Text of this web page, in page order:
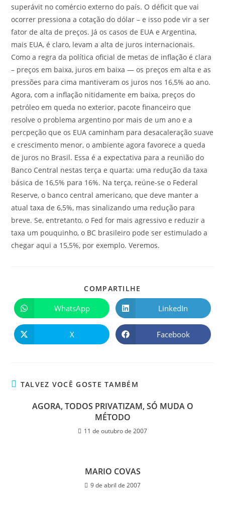
superávit no comércio externo do país. O déficit que vai
ocorrer pressiona a cotação do dólar – e isso pode vir a ser
fator de alta de preços. Já os casos de EUA e Argentina,
mais EUA, é claro, levam a alta de juros internacionais.
Como a regra da política oficial de metas de inflação é clara
– preços em baixa, juros em baixa — os preços em alta e as
pressões para cima mantiveram os juros nos 16,5% ao ano.
Agora, com a inflação nitidamente em baixa, preços do
petróleo em queda no exterior, pacote financeiro que
resolve o problema argentino por mais de um ano e a
percpeção que os EUA caminham para desacaleração suave
e crescimento menor, o ambiente agora favorece a queda
de juros no Brasil. Essa é a expectativa para a reunião do
Banco Central nestas terça e quarta: uma redução da taxa
básica de 16,5% para 16%. Na terça, reúne-se o Federal
Reserve, o banco central americano, que deve manter a
atual taxa de 6,5%, mas sinalizando uma redução para
breve. Se, entretanto, o Fed for mais agressivo e reduzir a
taxa um pouquinho, o BC brasileiro pode ser estimulado a
chegar aqui a 15,5%, por exemplo. Veremos.
COMPARTILHE
WhatsApp LinkedIn
X Facebook
TALVEZ VOCÊ GOSTE TAMBÉM
AGORA, TODOS PRIVATIZAM, SÓ MUDA O
MÉTODO
11 de outubro de 2007
MARIO COVAS
9 de abril de 2007